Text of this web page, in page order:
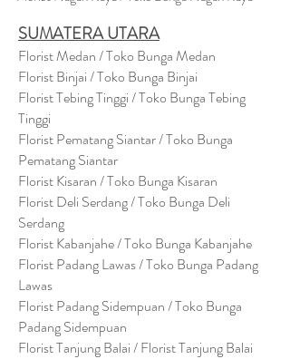
SUMATERA UTARA
Florist Medan / Toko Bunga Medan
Florist Binjai / Toko Bunga Binjai
Florist Tebing Tinggi / Toko Bunga Tebing
Tinggi
Florist Pematang Siantar / Toko Bunga
Pematang Siantar
Florist Kisaran / Toko Bunga Kisaran
Florist Deli Serdang / Toko Bunga Deli
Serdang
Florist Kabanjahe / Toko Bunga Kabanjahe
Florist Padang Lawas / Toko Bunga Padang
Lawas
Florist Padang Sidempuan / Toko Bunga
Padang Sidempuan
Florist Tanjung Balai / Florist Tanjung Balai